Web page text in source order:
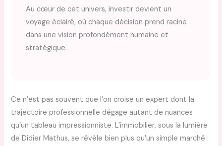
Au cœur de cet univers, investir devient un
voyage éclairé, où chaque décision prend racine
dans une vision profondément humaine et
stratégique.
Ce n’est pas souvent que l’on croise un expert dont la
trajectoire professionnelle dégage autant de nuances
qu’un tableau impressionniste. L’immobilier, sous la lumière
de Didier Mathus, se révèle bien plus qu’un simple marché :